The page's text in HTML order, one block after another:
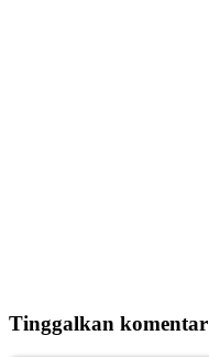
Tinggalkan komentar